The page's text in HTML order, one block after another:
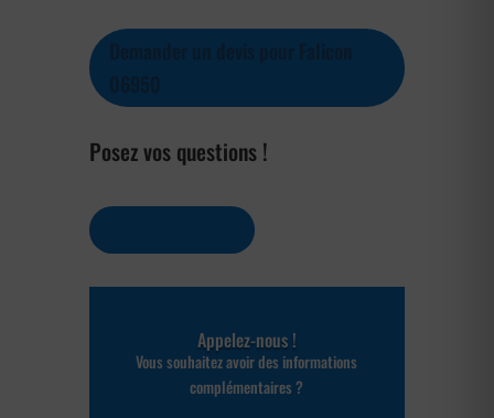
Posez vos questions !
Appelez-nous !
Vous souhaitez avoir des informations
complémentaires ?